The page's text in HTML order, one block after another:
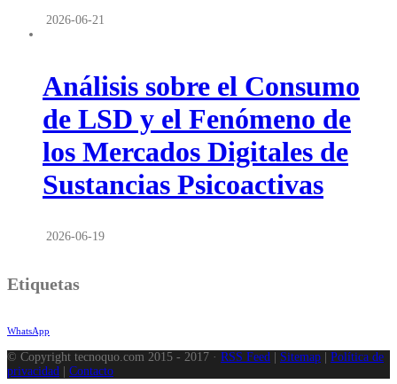
2026-06-21
Análisis sobre el Consumo
de LSD y el Fenómeno de
los Mercados Digitales de
Sustancias Psicoactivas
2026-06-19
Etiquetas
WhatsApp
© Copyright tecnoquo.com 2015 - 2017 · RSS Feed Sitemap
Política de
privacidad
Contacto